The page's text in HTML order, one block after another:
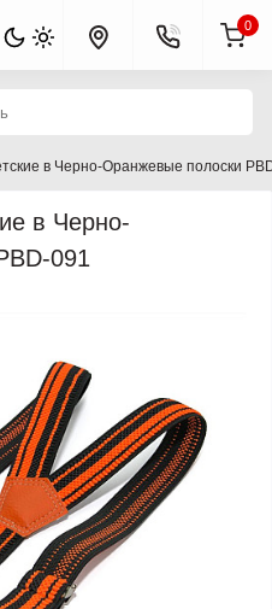
0
в Черно-Оранжевые полоски
в Черно-
091